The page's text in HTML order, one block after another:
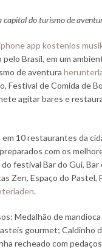
capital do turismo de
app kostenlos
Brasil, em um
de aventura
Festival de Comida de
agitar bares e
10 restaurantes da
com os
festival Bar do Gui,
Zen, Espaço do Pastel,
.
Medalhão de
gourmet; Caldinho
recheado com